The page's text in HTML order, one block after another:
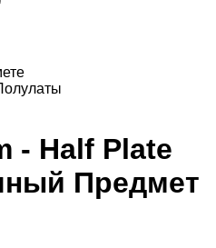
- Half Plate
Предмет